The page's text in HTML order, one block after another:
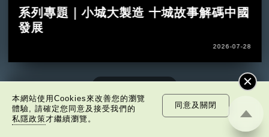
系列專題｜小城大製造 十城故事解碼中國
發展
2026-07-28
本網站使用Cookies來改善您的瀏覽
體驗, 請確定您同意及接受我們的
私隱政策才繼續瀏覽。
同意及關閉